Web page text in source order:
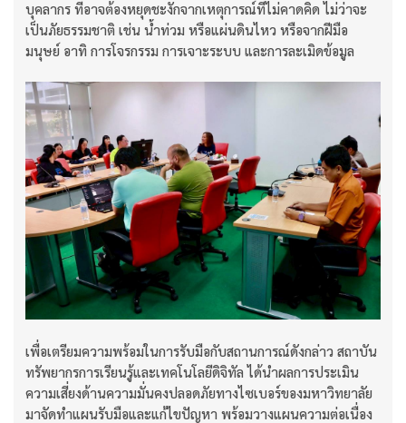
บุคลากร ที่อาจต้องหยุดชะงักจากเหตุการณ์ที่ไม่คาดคิด ไม่ว่าจะ
เป็นภัยธรรมชาติ เช่น น้ำท่วม หรือแผ่นดินไหว หรือจากฝีมือ
มนุษย์ อาทิ การโจรกรรม การเจาะระบบ และการละเมิดข้อมูล
เพื่อเตรียมความพร้อมในการรับมือกับสถานการณ์ดังกล่าว สถาบัน
ทรัพยากรการเรียนรู้และเทคโนโลยีดิจิทัล ได้นำผลการประเมิน
ความเสี่ยงด้านความมั่นคงปลอดภัยทางไซเบอร์ของมหาวิทยาลัย
มาจัดทำแผนรับมือและแก้ไขปัญหา พร้อมวางแผนความต่อเนื่อง